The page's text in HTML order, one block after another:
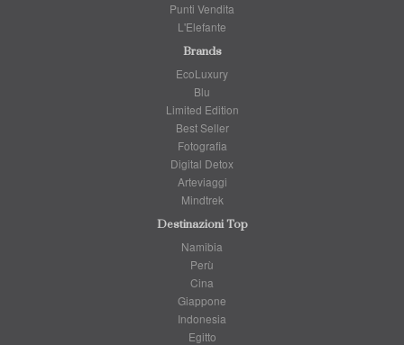
Punti Vendita
L'Elefante
Brands
EcoLuxury
Blu
Limited Edition
Best Seller
Fotografia
Digital Detox
Arteviaggi
Mindtrek
Destinazioni Top
Namibia
Perù
Cina
Giappone
Indonesia
Egitto